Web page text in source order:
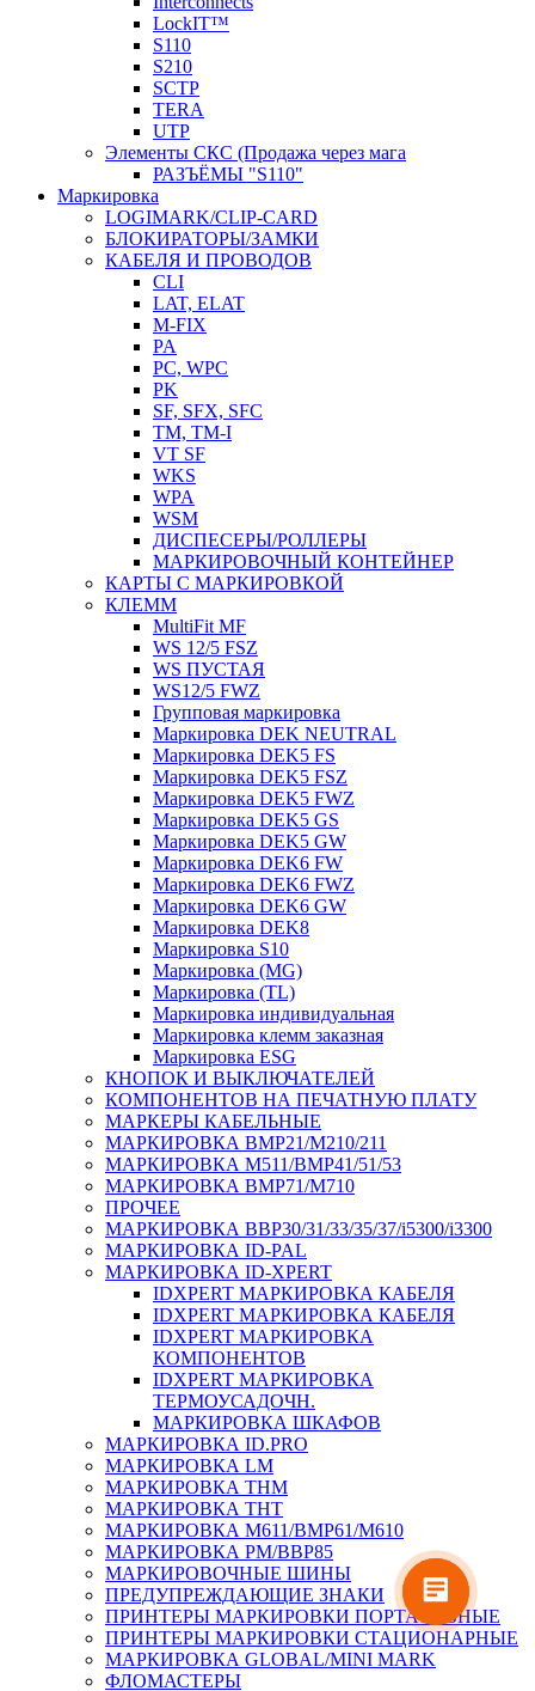
LockIT™
S110
S210
SCTP
TERA
UTP
Элементы СКС (Продажа через мага
РАЗЪЁМЫ "S110"
Маркировка
LOGIMARK/CLIP-CARD
БЛОКИРАТОРЫ/ЗАМКИ
КАБЕЛЯ И ПРОВОДОВ
CLI
LAT, ELAT
M-FIX
PA
PC, WРС
PK
SF, SFX, SFC
TM, TM-I
VT SF
WKS
WPA
WSM
ДИСПЕСЕРЫ/РОЛЛЕРЫ
МАРКИРОВОЧНЫЙ КОНТЕЙНЕР
КАРТЫ С МАРКИРОВКОЙ
КЛЕММ
MultiFit MF
WS 12/5 FSZ
WS ПУСТАЯ
WS12/5 FWZ
Групповая маркировка
Маркировка DEK NEUTRAL
Маркировка DEK5 FS
Маркировка DEK5 FSZ
Маркировка DEK5 FWZ
Маркировка DEK5 GS
Маркировка DEK5 GW
Маркировка DEK6 FW
Маркировка DEK6 FWZ
Маркировка DEK6 GW
Маркировка DEK8
Маркировка S10
Маркировка (MG)
Маркировка (TL)
Маркировка индивидуальная
Маркировка клемм заказная
Маркировка ESG
КНОПОК И ВЫКЛЮЧАТЕЛЕЙ
КОМПОНЕНТОВ НА ПЕЧАТНУЮ ПЛАТУ
МАРКЕРЫ КАБЕЛЬНЫЕ
МАРКИРОВКА BMP21/M210/211
МАРКИРОВКА M511/BMP41/51/53
МАРКИРОВКА BMP71/M710
ПРОЧЕЕ
МАРКИРОВКА BBP30/31/33/35/37/i5300/i3300
МАРКИРОВКА ID-PAL
МАРКИРОВКА ID-XPERT
IDXPERT МАРКИРОВКА КАБЕЛЯ
IDXPERT МАРКИРОВКА КАБЕЛЯ
IDXPERT МАРКИРОВКА
КОМПОНЕНТОВ
IDXPERT МАРКИРОВКА
ТЕРМОУСАДОЧН.
МАРКИРОВКА ШКАФОВ
МАРКИРОВКА ID.PRO
МАРКИРОВКА LM
МАРКИРОВКА THM
МАРКИРОВКА THT
МАРКИРОВКА M611/BMP61/M610
МАРКИРОВКА PM/BBP85
МАРКИРОВОЧНЫЕ ШИНЫ
ПРЕДУПРЕЖДАЮЩИЕ ЗНАКИ
ПРИНТЕРЫ МАРКИРОВКИ ПОРТАТИВНЫЕ
ПРИНТЕРЫ МАРКИРОВКИ СТАЦИОНАРНЫЕ
МАРКИРОВКА GLOBAL/MINI MARK
ФЛОМАСТЕРЫ